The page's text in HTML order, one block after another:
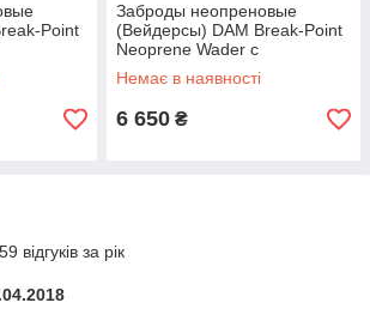
Point
44/45р.
Заброды неопреновые
(Вейдерсы) DAM Break-Point
Neoprene Wader с
наколенниками 4мм 46/47р.
57689
Немає в наявності
6 650 ₴
відгуків за рік